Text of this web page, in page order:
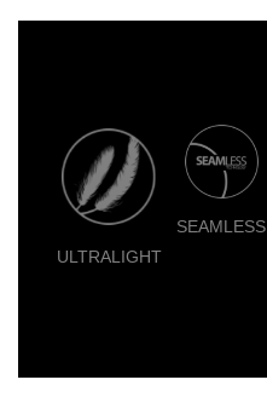
ULTRALIGHT
SEAMLESS